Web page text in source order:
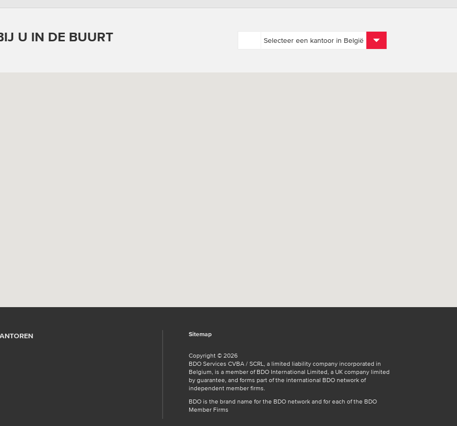
U IN DE BUURT
Sitemap
Copyright © 2026
BDO Services CVBA / SCRL, a limited liability company incorporated in
Belgium, is a member of BDO International Limited, a UK company limited
by guarantee, and forms part of the international BDO network of
independent member firms.
BDO is the brand name for the BDO network and for each of the BDO
Member Firms